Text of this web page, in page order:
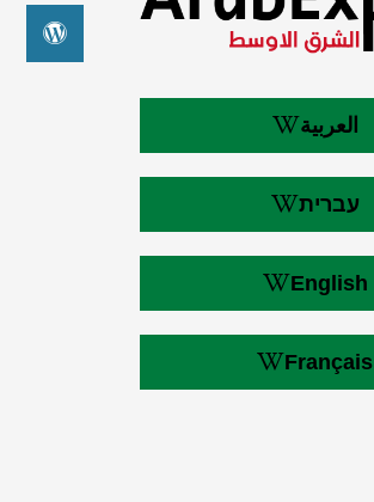
العربية
עברית
English
Français